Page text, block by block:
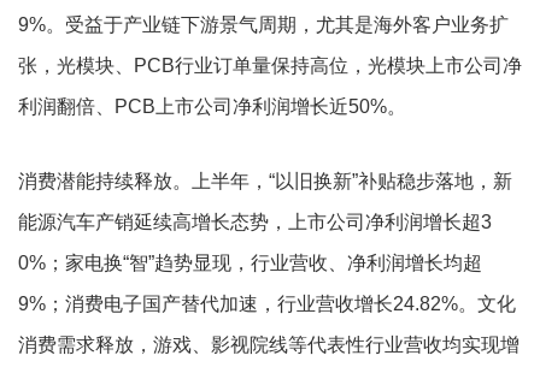
9%。受益于产业链下游景气周期，尤其是海外客户业务扩
张，光模块、PCB行业订单量保持高位，光模块上市公司净
利润翻倍、PCB上市公司净利润增长近50%。
消费潜能持续释放。上半年，“以旧换新”补贴稳步落地，新
能源汽车产销延续高增长态势，上市公司净利润增长超3
0%；家电换“智”趋势显现，行业营收、净利润增长均超
9%；消费电子国产替代加速，行业营收增长24.82%。文化
消费需求释放，游戏、影视院线等代表性行业营收均实现增